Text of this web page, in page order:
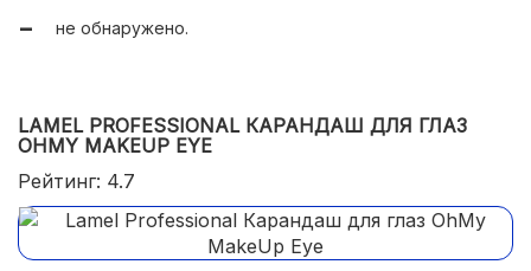
не обнаружено.
LAMEL PROFESSIONAL КАРАНДАШ ДЛЯ ГЛАЗ
OHMY MAKEUP EYE
Рейтинг: 4.7